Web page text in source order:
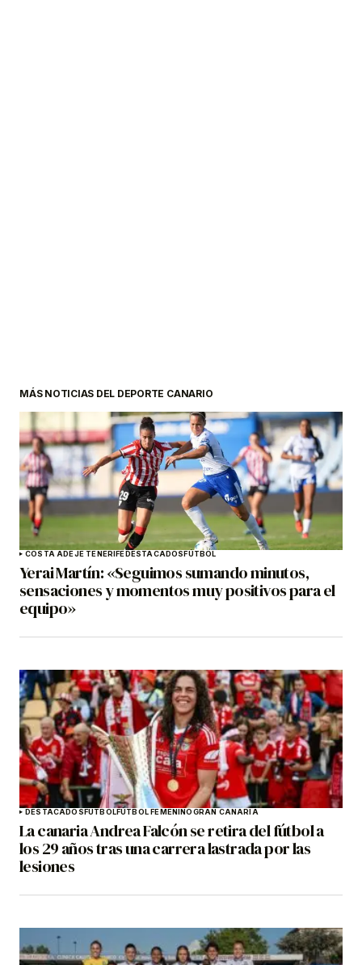
MÁS NOTICIAS DEL DEPORTE CANARIO
COSTA ADEJE TENERIFEDESTACADOSFÚTBOL
Yerai Martín: «Seguimos sumando minutos,
sensaciones y momentos muy positivos para el
equipo»
DESTACADOSFÚTBOLFÚTBOL FEMENINOGRAN CANARIA
La canaria Andrea Falcón se retira del fútbol a
los 29 años tras una carrera lastrada por las
lesiones